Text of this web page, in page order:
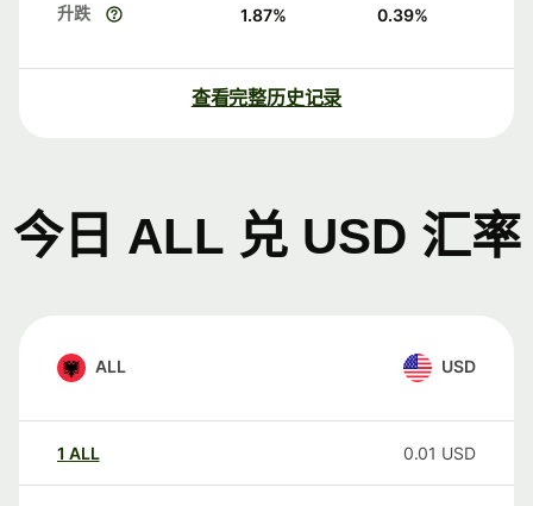
升跌 1.87% 0.39%
查看完整历史记录
今日 ALL 兑 USD 汇率
ALL USD
1 ALL 0.01 USD